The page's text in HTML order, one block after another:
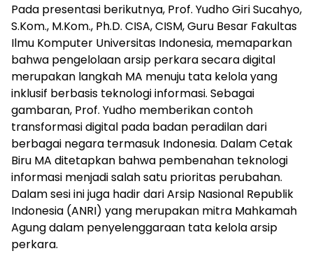
Pada presentasi berikutnya, Prof. Yudho Giri Sucahyo,
S.Kom., M.Kom., Ph.D. CISA, CISM, Guru Besar Fakultas
Ilmu Komputer Universitas Indonesia, memaparkan
bahwa pengelolaan arsip perkara secara digital
merupakan langkah MA menuju tata kelola yang
inklusif berbasis teknologi informasi. Sebagai
gambaran, Prof. Yudho memberikan contoh
transformasi digital pada badan peradilan dari
berbagai negara termasuk Indonesia. Dalam Cetak
Biru MA ditetapkan bahwa pembenahan teknologi
informasi menjadi salah satu prioritas perubahan.
Dalam sesi ini juga hadir dari Arsip Nasional Republik
Indonesia (ANRI) yang merupakan mitra Mahkamah
Agung dalam penyelenggaraan tata kelola arsip
perkara.